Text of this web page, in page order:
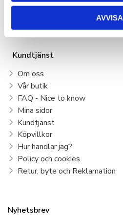
AVVISA
Klubbshop
Kundtjänst
Om oss
Vår butik
FAQ - Nice to know
Mina sidor
Kundtjänst
Köpvillkor
Hur handlar jag?
Policy och cookies
Retur, byte och Reklamation
Nyhetsbrev